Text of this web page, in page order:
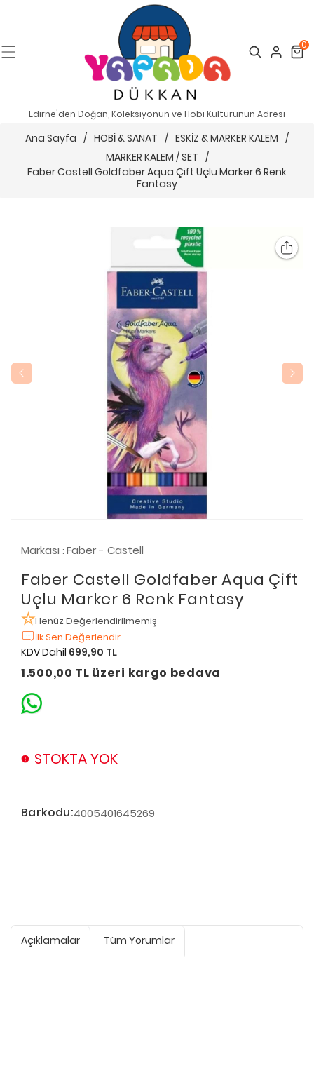
Search Cart
0
Edirne'den Doğan, Koleksiyonun ve Hobi Kültürünün Adresi
Ana Sayfa / HOBİ & SANAT / ESKİZ & MARKER KALEM /
MARKER KALEM / SET /
Faber Castell Goldfaber Aqua Çift Uçlu Marker 6 Renk
Fantasy
Markası : Faber - Castell
Faber Castell Goldfaber Aqua Çift
Uçlu Marker 6 Renk Fantasy
Henüz Değerlendirilmemiş
İlk Sen Değerlendir
KDV Dahil 699,90 TL
1.500,00 TL üzeri kargo bedava
STOKTA YOK
Barkodu:4005401645269
Açıklamalar Tüm Yorumlar